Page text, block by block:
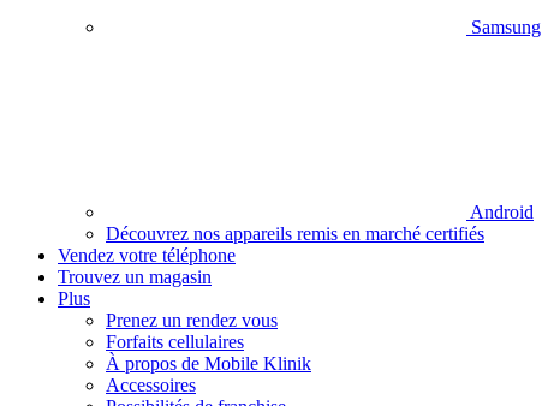
Samsung
Android
Découvrez nos appareils remis en marché certifiés
Vendez votre téléphone
Trouvez un magasin
Plus
Prenez un rendez vous
Forfaits cellulaires
À propos de Mobile Klinik
Accessoires